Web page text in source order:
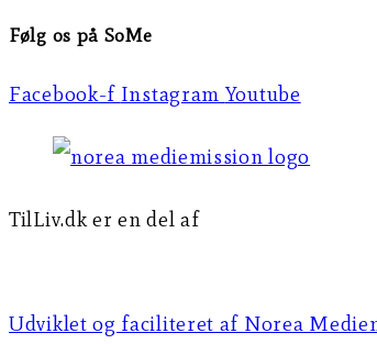
Følg os på SoMe
Facebook-f Instagram Youtube
TilLiv.dk er en del af
Udviklet og faciliteret af Norea